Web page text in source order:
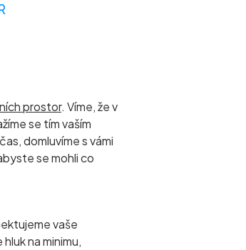
prostor. Víme, že v
se tím vaším
domluvíme s vámi
se mohli co
vaše
na minimu,